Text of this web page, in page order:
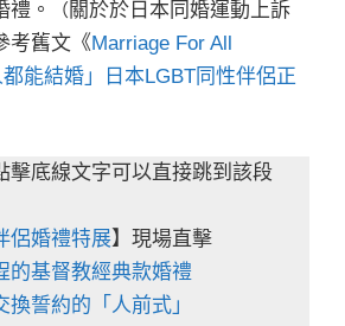
禮。 （關於於日本同婚運動上訴
考舊文《Marriage For All
能結婚」日本LGBT同性伴侶正
擊底線文字可以直接跳到該段
侶婚禮特展】現場直擊
的基督教經典款婚禮
誓約的「人前式」